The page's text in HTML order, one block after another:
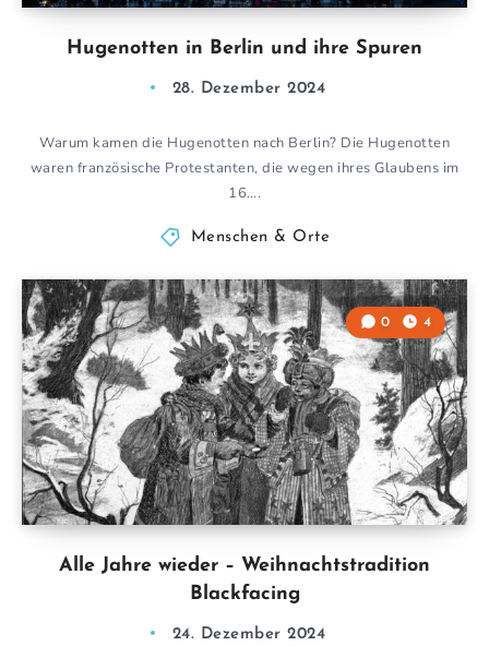
Hugenotten in Berlin und ihre Spuren
28. Dezember 2024
Warum kamen die Hugenotten nach Berlin? Die Hugenotten
waren französische Protestanten, die wegen ihres Glaubens im
16….
Menschen & Orte
Alle Jahre wieder – Weihnachtstradition
Blackfacing
0 4
24. Dezember 2024